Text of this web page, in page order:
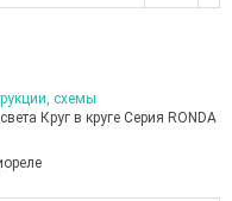
схемы
Круг в круге Серия RONDA